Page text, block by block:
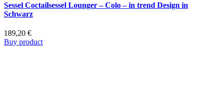
Sessel Coctailsessel Lounger – Colo – in trend Design in
Schwarz
189,20 €
Buy product